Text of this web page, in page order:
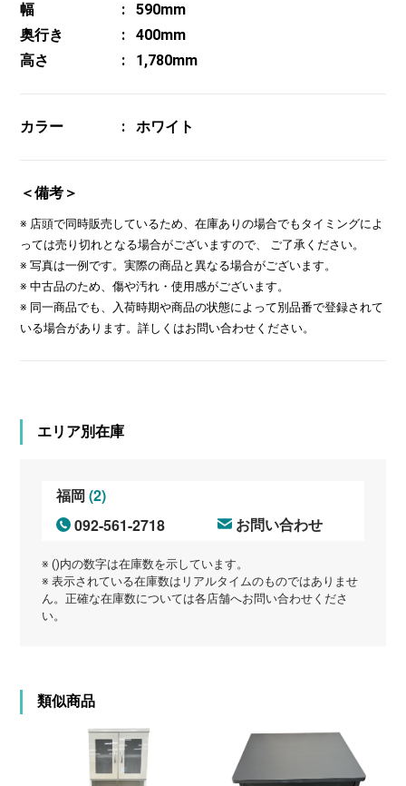
幅
590mm
奥行き
400mm
高さ
1,780mm
カラー ホワイト
＜備考＞
※ 店頭で同時販売しているため、在庫ありの場合でもタイミングによ
っては売り切れとなる場合がございますので、 ご了承ください。
※ 写真は一例です。実際の商品と異なる場合がございます。
※ 中古品のため、傷や汚れ・使用感がございます。
※ 同一商品でも、入荷時期や商品の状態によって別品番で登録されて
いる場合があります。詳しくはお問い合わせください。
エリア別在庫
福岡(2)
092-561-2718
お問い合わせ
※ ()内の数字は在庫数を示しています。
※ 表示されている在庫数はリアルタイムのものではありませ
ん。正確な在庫数については各店舗へお問い合わせくださ
い。
類似商品